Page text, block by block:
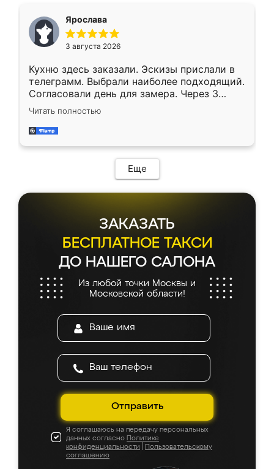
Ярослава
3 августа 2026
Кухню здесь заказали. Эскизы прислали в
телеграмм. Выбрали наиболее подходящий.
Согласовали день для замера. Через 3
недели кухня была уже готова. Остались
довольны работой. Спасибо Ренессанс
мебель за качественную работу!
Читать полностью
Еще
ЗАКАЗАТЬ
БЕСПЛАТНОЕ ТАКСИ
ДО НАШЕГО САЛОНА
Из любой точки Москвы и
Московской области!
Отправить
Я соглашаюсь на передачу персональных
данных согласно Политике
конфиденциальности
Пользовательскому
соглашению